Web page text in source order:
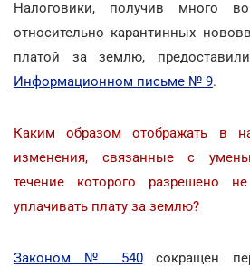
Налоговики, получив много
относительно карантинных
платой за землю,
Информационном письме № 9.
Каким образом отображать в
изменения, связанные с
течение которого разрешено
уплачивать плату за землю?
Законом № 540сокращен